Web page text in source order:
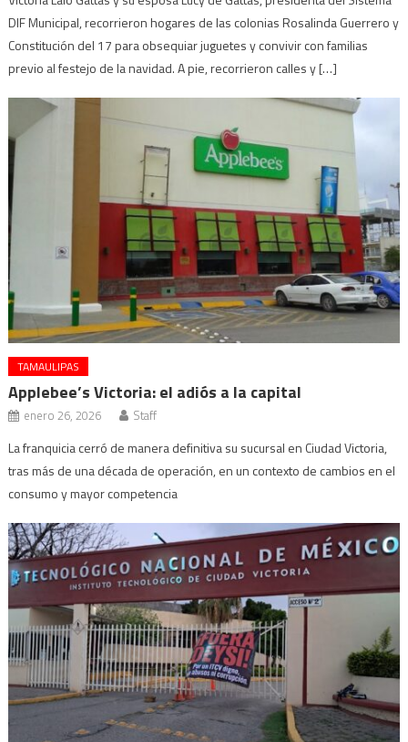
DIF Municipal, recorrieron hogares de las colonias Rosalinda Guerrero y
Constitución del 17 para obsequiar juguetes y convivir con familias
previo al festejo de la navidad. A pie, recorrieron calles y […]
TAMAULIPAS
Applebee’s Victoria: el adiós a la capital
enero 26, 2026 Staff
La franquicia cerró de manera definitiva su sucursal en Ciudad Victoria,
tras más de una década de operación, en un contexto de cambios en el
consumo y mayor competencia